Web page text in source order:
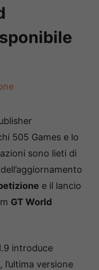
505 Games e lo
sono lieti di
e il lancio
GT World
introduce
, l’ultima versione